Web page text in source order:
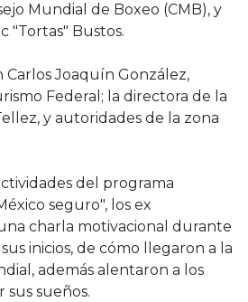
Mundial de Boxeo (CMB), y
"Tortas" Bustos.
Joaquín González,
Federal; la directora de la
y autoridades de la zona
del programa
seguro", los ex
charla motivacional durante
inicios, de cómo llegaron a la
además alentaron a los
sus sueños.